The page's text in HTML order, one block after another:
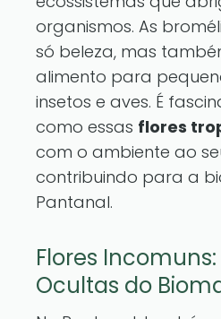
organismos. As
só beleza, mas
alimento para
insetos e aves. É
como essas flores
com o ambiente ao
contribuindo para a
Pantanal.
Flores Incomuns:
Ocultas do